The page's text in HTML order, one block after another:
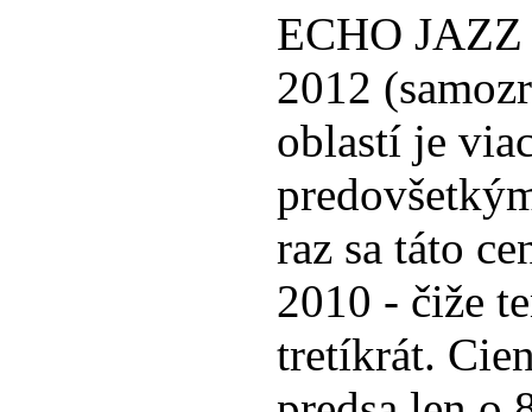
ECHO
2012
oblastí je
raz sa táto
2010 - čiže
tretíkrát.